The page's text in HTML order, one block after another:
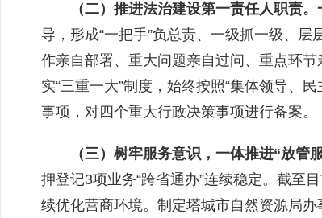
（二）推进法治建设第一责任人职责。
导，形成“一把手”负总责、一级抓一级、
作亲自部署、重大问题亲自过问、重点环节
实“三重一大”制度，始终按照“集体领导、民
事项，对四个重大行政决策事项进行备案。
（三） 树牢服务意识 ， 一体推进“放管
押登记3项业务“跨省通办”连续稳定。截至
续优化营商环境。制定塔城市自然资源局